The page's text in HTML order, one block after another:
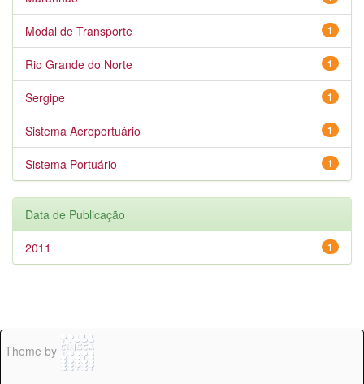
1
Modal de Transporte
1
Rio Grande do Norte
1
Sergipe
1
Sistema Aeroportuário
1
Sistema Portuário
Data de Publicação
1
2011
Theme by